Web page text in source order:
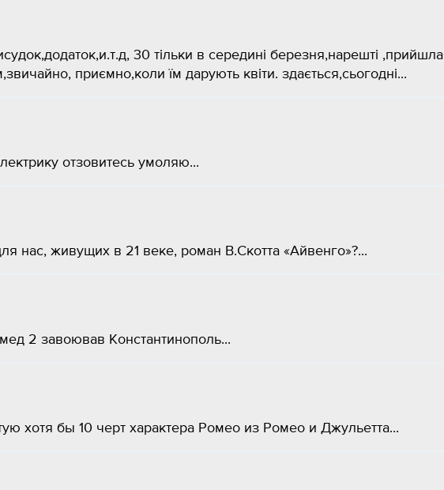
30 тільки в середині березня,нарешті ,прийшла
приємно,коли їм дарують квіти. здається,сьогодні...
отзовитесь умоляю...
нас, живущих в 21 веке, роман В.Скотта «Айвенго»?...
2 завоював Константинополь​...
хотя бы 10 черт характера Ромео из Ромео и Джульетта...